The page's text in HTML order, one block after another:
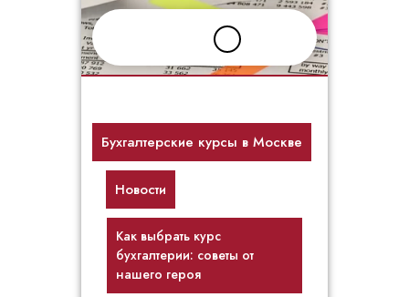
содержимому
Бухгалтерские курсы в Москве
Новости
Как выбрать курс
бухгалтерии: советы от
нашего героя